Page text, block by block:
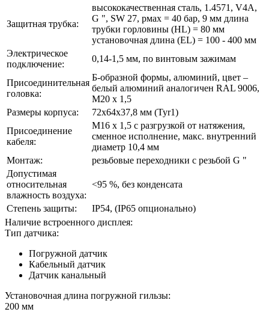
Защитная трубка:
высококачественная сталь, 1.4571, V4A,
G ", SW 27, pмax = 40 бар, 9 мм длина
трубки горловины (HL) = 80 мм
установочная длина (EL) = 100 - 400 мм
Электрическое
подключение:
0,14-1,5 мм, по винтовым зажимам
Присоединительная
головка:
Б-образной формы, алюминий, цвет –
белый алюминий аналогичен RAL 9006,
М20 x 1,5
Размеры корпуса:
72x64x37,8 мм (Tyr1)
Присоединение
кабеля:
M16 x 1,5 с разгрузкой от натяжения,
сменное исполнение, макс. внутренний
диаметр 10,4 мм
Монтаж:
резьбовые переходники с резьбой G "
Допустимая
относительная
влажность воздуха:
<95 %, без конденсата
Степень защиты:
IP54, (IP65 опционально)
Наличие встроенного дисплея:
Тип датчика:
Погружной датчик
Кабельный датчик
Датчик канальный
Установочная длина погружной гильзы:
200 мм